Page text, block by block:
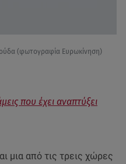
(φωτογραφία Ευρωκίνηση)
που έχει αναπτύξει
μια από τις τρεις χώρες